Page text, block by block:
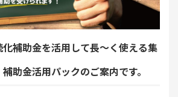
補助金を活用して長～く使える集
助金活用パックのご案内です。